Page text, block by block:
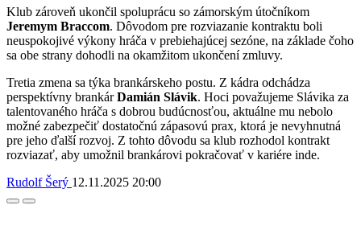
Klub zároveň ukončil spoluprácu so zámorským útočníkom
Jeremym Braccom. Dôvodom pre rozviazanie kontraktu boli
neuspokojivé výkony hráča v prebiehajúcej sezóne, na základe čoho
sa obe strany dohodli na okamžitom ukončení zmluvy.
Tretia zmena sa týka brankárskeho postu. Z kádra odchádza
perspektívny brankárDamián Slávik. Hoci považujeme Slávika za
talentovaného hráča s dobrou budúcnosťou, aktuálne mu nebolo
možné zabezpečiť dostatočnú zápasovú prax, ktorá je nevyhnutná
pre jeho ďalší rozvoj. Z tohto dôvodu sa klub rozhodol kontrakt
rozviazať, aby umožnil brankárovi pokračovať v kariére inde.
Rudolf Šerý 12.11.2025 20:00
Facebook
Twitter